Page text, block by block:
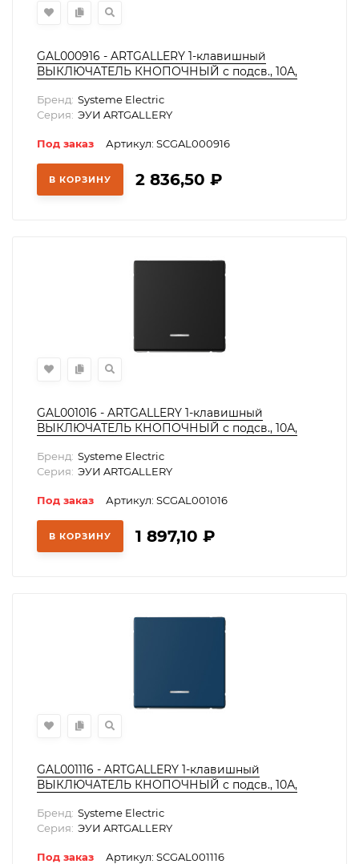
GAL000916 - ARTGALLERY 1-клавишный
ВЫКЛЮЧАТЕЛЬ КНОПОЧНЫЙ с подсв., 10А,
Бренд: Systeme Electric
Серия: ЭУИ ARTGALLERY
Под заказ Артикул: SCGAL000916
В КОРЗИНУ 2 836,50 ₽
GAL001016 - ARTGALLERY 1-клавишный
ВЫКЛЮЧАТЕЛЬ КНОПОЧНЫЙ с подсв., 10А,
Бренд: Systeme Electric
Серия: ЭУИ ARTGALLERY
Под заказ Артикул: SCGAL001016
В КОРЗИНУ 1 897,10 ₽
GAL001116 - ARTGALLERY 1-клавишный
ВЫКЛЮЧАТЕЛЬ КНОПОЧНЫЙ с подсв., 10А,
Бренд: Systeme Electric
Серия: ЭУИ ARTGALLERY
Под заказ Артикул: SCGAL001116